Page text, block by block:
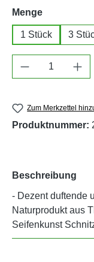
Mengeauswählen
1 Stück 3
Produkt
Zum Merkzettel
Produktnummer:
Beschreibung
- Dezent duftende
Naturprodukt aus
Seifenkunst